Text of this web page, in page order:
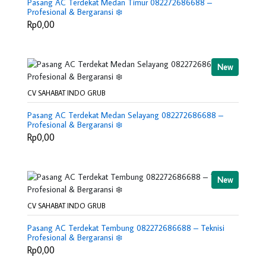
Pasang AC Terdekat Medan Timur 082272686688 –
Profesional & Bergaransi ❄️
Rp0,00
New
CV SAHABAT INDO GRUB
Pasang AC Terdekat Medan Selayang 082272686688 –
Profesional & Bergaransi ❄️
Rp0,00
New
CV SAHABAT INDO GRUB
Pasang AC Terdekat Tembung 082272686688 – Teknisi
Profesional & Bergaransi ❄️
Rp0,00